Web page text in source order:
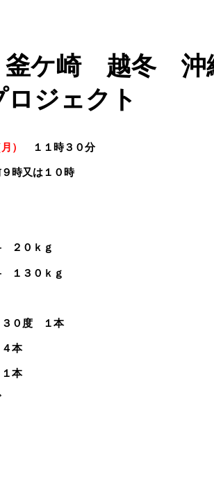
釜ケ崎 越冬 沖
ジェクト
）
１１時３０分
時又は１０時
０ｋｇ
３０ｋｇ
０度 １本
本
本